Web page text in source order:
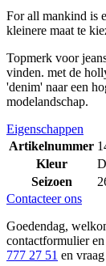
For all mankind is
kleinere maat te
Topmerk voor
vinden. met de
'denim' naar een
modelandschap.
Eigenschappen
Artikelnummer
Kleur
Seizoen
Contacteer ons
Goedendag,
contactformulier
777 27 51 en